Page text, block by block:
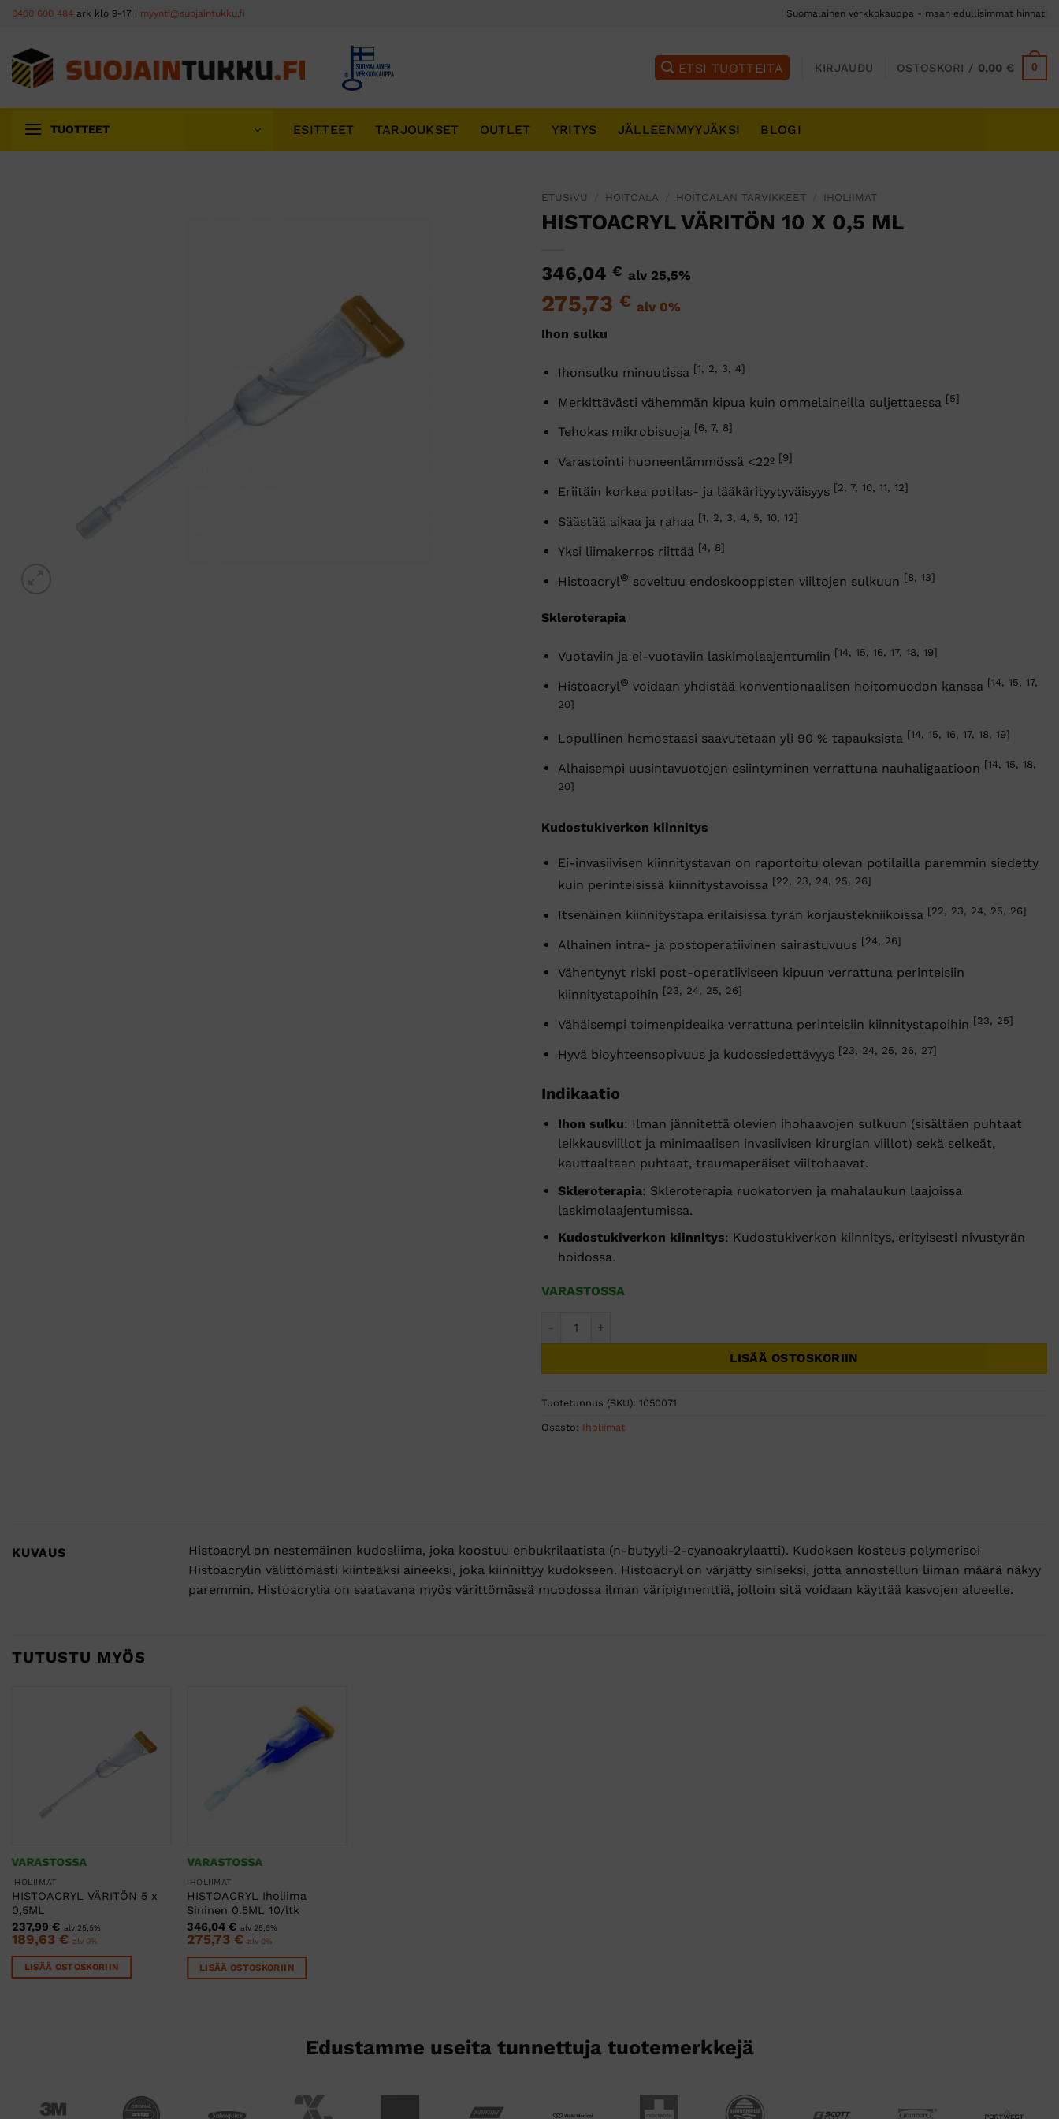
Skip
content
0400 600 484 ark klo 9-17 | myynti@suojaintukku.fi Suomalainen verkkokauppa - maan edullisimmat hinnat!
KIRJAUDU OSTOSKORI / 0,00€ 0
TUOTTEET ESITTEET TARJOUKSET OUTLET YRITYS JÄLLEENMYYJÄKSI BLOGI
ETUSIVU HOITOALA HOITOALAN TARVIKKEET IHOLIIMAT
HISTOACRYL VÄRITÖN 10 X 0,5 ML
346,04 € alv 25,5%
275,73 € alv 0%
Ihon sulku
Ihonsulku minuutissa [1, 2, 3, 4]
Merkittävästi vähemmän kipua kuin ommelaineilla suljettaessa [5]
Tehokas mikrobisuoja [6, 7, 8]
Varastointi huoneenlämmössä <22º [9]
Eriitäin korkea potilas- ja lääkärityytyväisyys [2, 7, 10, 11, 12]
Säästää aikaa ja rahaa [1, 2, 3, 4, 5, 10, 12]
Yksi liimakerros riittää [4, 8]
Histoacryl® soveltuu endoskooppisten viiltojen sulkuun [8, 13]
Skleroterapia
Vuotaviin ja ei-vuotaviin laskimolaajentumiin [14, 15, 16, 17, 18, 19]
Histoacryl® voidaan yhdistää konventionaalisen hoitomuodon kanssa [14, 15, 17,
20]
Lopullinen hemostaasi saavutetaan yli 90 % tapauksista [14, 15, 16, 17, 18, 19]
Alhaisempi uusintavuotojen esiintyminen verrattuna nauhaligaatioon [14, 15, 18,
20]
Kudostukiverkon kiinnitys
Ei-invasiivisen kiinnitystavan on raportoitu olevan potilailla paremmin siedetty
kuin perinteisissä kiinnitystavoissa [22, 23, 24, 25, 26]
Itsenäinen kiinnitystapa erilaisissa tyrän korjaustekniikoissa [22, 23, 24, 25, 26]
Alhainen intra- ja postoperatiivinen sairastuvuus [24, 26]
Vähentynyt riski post-operatiiviseen kipuun verrattuna perinteisiin
kiinnitystapoihin [23, 24, 25, 26]
Vähäisempi toimenpideaika verrattuna perinteisiin kiinnitystapoihin [23, 25]
Hyvä bioyhteensopivuus ja kudossiedettävyys [23, 24, 25, 26, 27]
Indikaatio
Ihon sulku: Ilman jännitettä olevien ihohaavojen sulkuun (sisältäen puhtaat
leikkausviillot ja minimaalisen invasiivisen kirurgian viillot) sekä selkeät,
kauttaaltaan puhtaat, traumaperäiset viiltohaavat.
Skleroterapia: Skleroterapia ruokatorven ja mahalaukun laajoissa
laskimolaajentumissa.
Kudostukiverkon kiinnitys: Kudostukiverkon kiinnitys, erityisesti nivustyrän
hoidossa.
VARASTOSSA
LISÄÄ OSTOSKORIIN
Tuotetunnus (SKU): 1050071
Osasto: Iholiimat
paremmin. Histoacrylia on saatavana myös värittömässä muodossa ilman väripigmenttiä, jolloin sitä voidaan käyttää kasvojen alueelle.
TUTUSTU MYÖS
VARASTOSSA